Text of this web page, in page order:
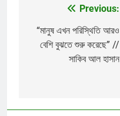
navigation
Previous:
“মানুষ এখন পরিস্থিতি আরও
বেশি বুঝতে শুরু করেছে” //
সাকিব আল হাসান